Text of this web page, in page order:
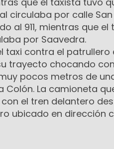
circulaba por calle
al 911, mientras que
por Saavedra.
taxi contra el
trayecto chocando
pocos metros de
Colón. La camioneta
con el tren delantero
ubicado en dirección